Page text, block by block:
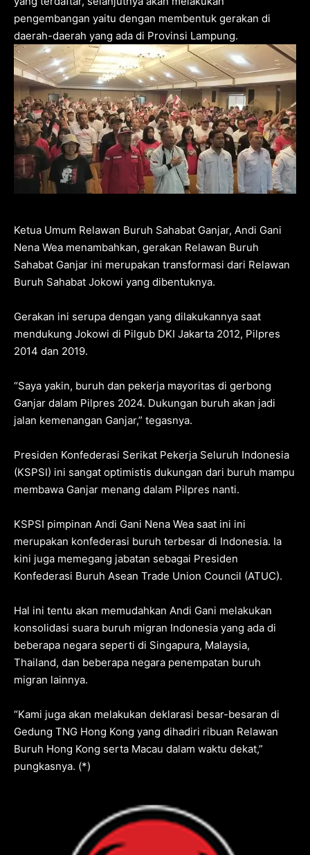
pengembangan yaitu dengan membentuk gerakan di
daerah-daerah yang ada di Provinsi Lampung.
Ketua Umum Relawan Buruh Sahabat Ganjar, Andi Gani
Nena Wea menambahkan, gerakan Relawan Buruh
Sahabat Ganjar ini merupakan transformasi dari Relawan
Buruh Sahabat Jokowi yang dibentuknya.
Gerakan ini serupa dengan yang dilakukannya saat
mendukung Jokowi di Pilgub DKI Jakarta 2012, Pilpres
2014 dan 2019.
“Saya yakin, buruh dan pekerja mayoritas di gerbong
Ganjar dalam Pilpres 2024. Dukungan buruh akan jadi
jalan kemenangan Ganjar,” tegasnya.
Presiden Konfederasi Serikat Pekerja Seluruh Indonesia
(KSPSI) ini sangat optimistis dukungan dari buruh mampu
membawa Ganjar menang dalam Pilpres nanti.
KSPSI pimpinan Andi Gani Nena Wea saat ini ini
merupakan konfederasi buruh terbesar di Indonesia. Ia
kini juga memegang jabatan sebagai Presiden
Konfederasi Buruh Asean Trade Union Council (ATUC).
Hal ini tentu akan memudahkan Andi Gani melakukan
konsolidasi suara buruh migran Indonesia yang ada di
beberapa negara seperti di Singapura, Malaysia,
Thailand, dan beberapa negara penempatan buruh
migran lainnya.
“Kami juga akan melakukan deklarasi besar-besaran di
Gedung TNG Hong Kong yang dihadiri ribuan Relawan
Buruh Hong Kong serta Macau dalam waktu dekat,”
pungkasnya. (*)